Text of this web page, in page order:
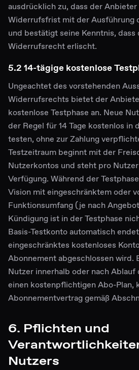
ausdrücklich zu, dass der
Widerrufsfrist mit der Ausführung
und bestätigt seine Kenntnis, dass
Widerrufsrecht erlischt.
5.2 14-tägige kostenlose
Ungeachtet des vorstehenden
Widerrufsrechts bietet der
kostenlose Testphase an. Neue
der Regel für 14 Tage kostenlos in
testen, ohne zur Zahlung
Testzeitraum beginnt mit der
Nutzerkontos und steht pro
Verfügung. Während der
Vision mit eingeschränktem oder
Funktionsumfang (je nach
Kündigung ist in der Testphase
Basis-Testkonto automatisch
eingeschränktes kostenloses
Abonnement abgeschlossen wird.
Nutzer innerhalb oder nach Ablauf
einen kostenpflichtigen Abo-Plan,
Abonnementvertrag gemäß
6. Pflichten und
Nutzers